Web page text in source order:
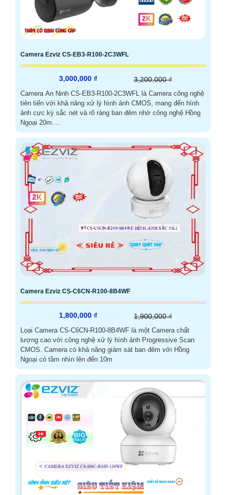
Camera Ezviz CS-EB3-R100-2C3WFL
3,000,000 ₫ 3,200,000 ₫
Camera An Ninh CS-EB3-R100-2C3WFL là Camera công nghệ
tiên tiến với khả năng xử lý hình ảnh CMOS, mang đến hình
ảnh cực kỳ sắc nét và rõ ràng ban đêm nhờ công nghệ Hồng
Ngoại 20m....
Camera Ezviz CS-C6CN-R100-8B4WF
1,800,000 ₫ 1,900,000 ₫
Loại Camera CS-C6CN-R100-8B4WF là một Camera chất
lượng cao với công nghệ xử lý hình ảnh Progressive Scan
CMOS. Camera có khả năng giám sát ban đêm với Hồng
Ngoại có tầm nhìn lên đến 10m